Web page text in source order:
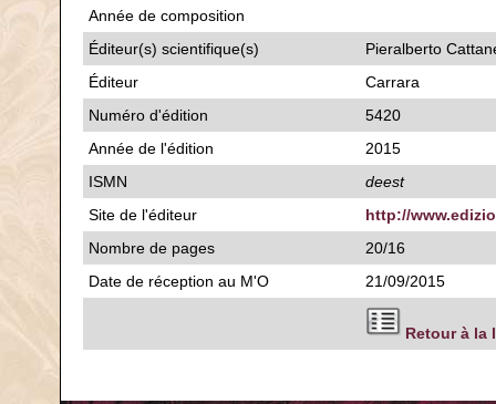
Année de composition
Éditeur(s) scientifique(s)
Pieralberto
Éditeur
Carrara
Numéro d'édition
5420
Année de l'édition
2015
ISMN
deest
Site de l'éditeur
http://
Nombre de pages
20/16
Date de réception au M'O
21/09/2015
Retour à la